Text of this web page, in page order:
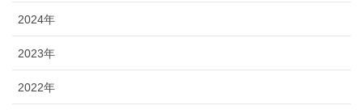
2024年
2023年
2022年